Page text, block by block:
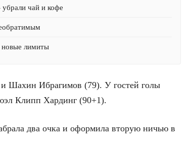
чай и кофе
новые лимиты
и Шахин Ибрагимов (79). У гостей голы
Клипп Хардинг (90+1).
два очка и оформила вторую ничью в